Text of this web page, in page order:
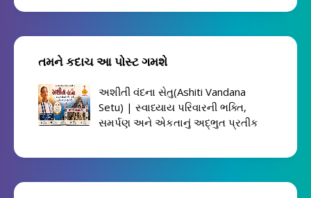
તમને કદાચ આ પોસ્ટ ગમશે
અશીતી વંદના સેતુ(Ashiti Vandana
Setu) | સ્વાધ્યાય પરિવારની ભક્તિ,
સમર્પણ અને એકતાનું અદ્ભુત પ્રતીક